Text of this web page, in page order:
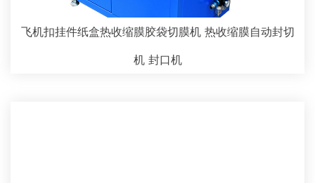
飞机扣挂件纸盒热收缩膜胶袋切膜机 热收缩膜自动封切
机 封口机